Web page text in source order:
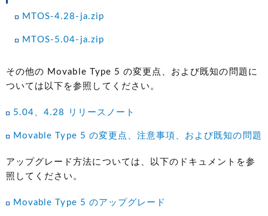
MTOS-4.28-ja.zip
MTOS-5.04-ja.zip
その他の Movable Type 5 の変更点、および既知の問題に
ついては以下を参照してください。
5.04、4.28 リリースノート
Movable Type 5 の変更点、注意事項、および既知の問題
アップグレード方法については、以下のドキュメントを参
照してください。
Movable Type 5 のアップグレード